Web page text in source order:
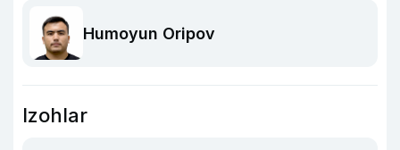
Humoyun Oripov
Izohlar